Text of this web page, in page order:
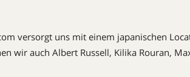
versorgt uns mit einem japanischen
wir auch Albert Russell, Kilika Rouran,